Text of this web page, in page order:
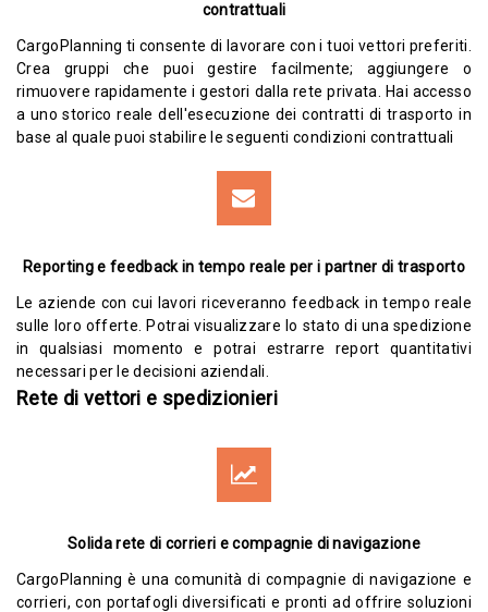
contrattuali
CargoPlanning ti consente di lavorare con i tuoi vettori preferiti.
Crea gruppi che puoi gestire facilmente; aggiungere o
rimuovere rapidamente i gestori dalla rete privata. Hai accesso
a uno storico reale dell'esecuzione dei contratti di trasporto in
base al quale puoi stabilire le seguenti condizioni contrattuali
Reporting e feedback in tempo reale per i partner di trasporto
Le aziende con cui lavori riceveranno feedback in tempo reale
sulle loro offerte. Potrai visualizzare lo stato di una spedizione
in qualsiasi momento e potrai estrarre report quantitativi
necessari per le decisioni aziendali.
Rete di vettori e spedizionieri
Solida rete di corrieri e compagnie di navigazione
CargoPlanning è una comunità di compagnie di navigazione e
corrieri, con portafogli diversificati e pronti ad offrire soluzioni